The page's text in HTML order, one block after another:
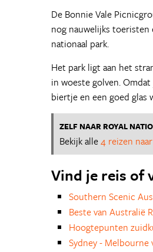
De Bonnie Vale
nog nauwelijks
nationaal park.
Het park ligt aan het
in woeste golven.
biertje en een goed glas
ZELF NAAR ROYAL
Bekijk alle4 reizen
Vind je reis of
Southern Scenic
Beste van Australië
Hoogtepunten
Sydney -